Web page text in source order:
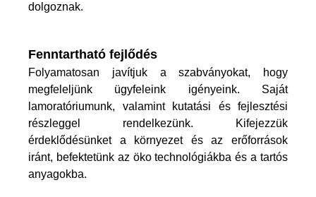
dolgoznak.
Fenntartható fejlődés
Folyamatosan javítjuk a szabványokat, hogy
megfeleljünk ügyfeleink igényeink. Saját
lamoratóriumunk, valamint kutatási és fejlesztési
részleggel rendelkezünk. Kifejezzük
érdeklődésünket a környezet és az erőforrások
iránt, befektetünk az öko technológiákba és a tartós
anyagokba.